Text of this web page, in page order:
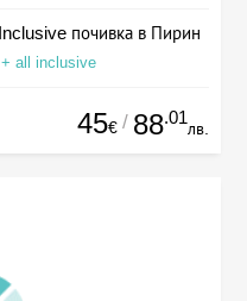
почивка в Пирин
all inclusive
45€ / 88.01
лв.